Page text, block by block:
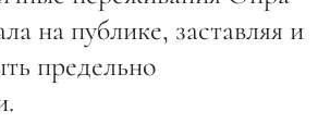
на публике, заставляя и
предельно